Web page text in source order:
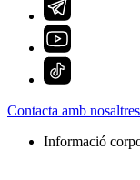
Contacta amb nosaltres
Informació